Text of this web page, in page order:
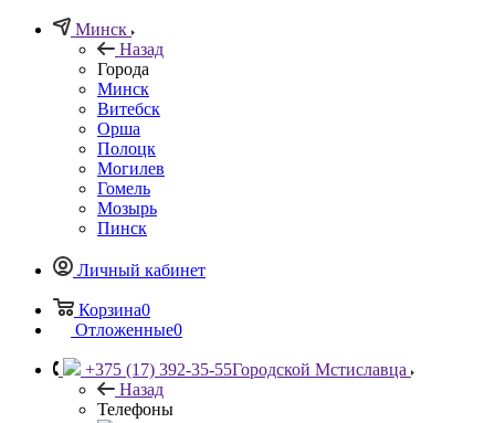
Минск
Назад
Города
Минск
Витебск
Орша
Полоцк
Могилев
Гомель
Мозырь
Пинск
Личный кабинет
Корзина0
Отложенные0
+375 (17) 392-35-55Городской Мстиславца
Назад
Телефоны